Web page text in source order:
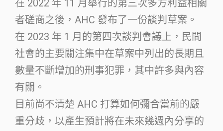
在 2022 年 11 月舉行的第三次多方利益相關
者磋商之後，AHC 發布了一份談判草案。
在 2023 年 1 月的第四次談判會議上，民間
社會的主要關注集中在草案中列出的長期且
數量不斷增加的刑事犯罪，其中許多與內容
有關。
目前尚不清楚 AHC 打算如何彌合當前的嚴
重分歧，以產生預計將在未來幾週內分享的